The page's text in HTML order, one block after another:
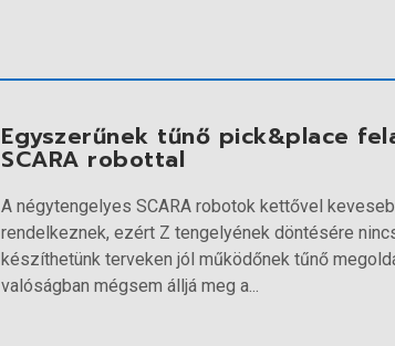
Egyszerűnek tűnő pick&place
SCARA robottal
A négytengelyes SCARA robotok kettővel
rendelkeznek, ezért Z tengelyének döntésére
készíthetünk terveken jól működőnek tűnő
valóságban mégsem álljá meg a...